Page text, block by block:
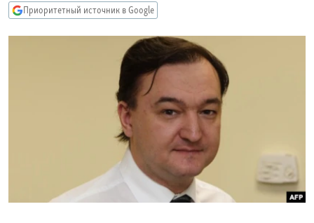
Вернутся
КАВКАЗ.РЕАЛИИ
РАСПИСАНИЕ ВЕЩАНИЯ
ПОДПИШИТЕСЬ НА РАССЫЛКУ
Приоритетный источник в Google